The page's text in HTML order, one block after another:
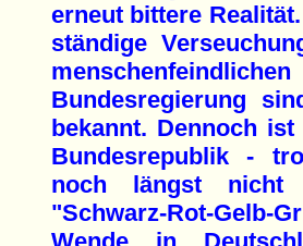
erneut bittere
ständige
Bundesregierung
bekannt. Dennoch
Bundesrepublik -
noch längst nicht
"Schwarz-Rot-Gelb-